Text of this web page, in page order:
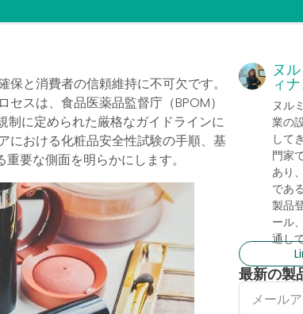
と消費者の信頼維持に不可欠です。
スは、食品医薬品監督庁（BPOM）
制に定められた厳格なガイドラインに
における化粧品安全性試験の手順、基
要な側面を明らかにします。
ヌ
ィ
ヌル
業の
して
門家
あり
であ
製品
ール
通し
最新の製